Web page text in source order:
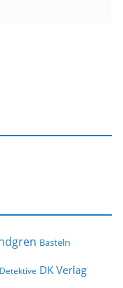
Basteln
Detektive DK Verlag